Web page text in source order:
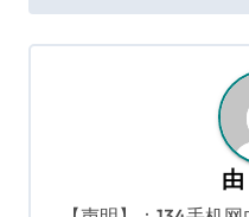
由